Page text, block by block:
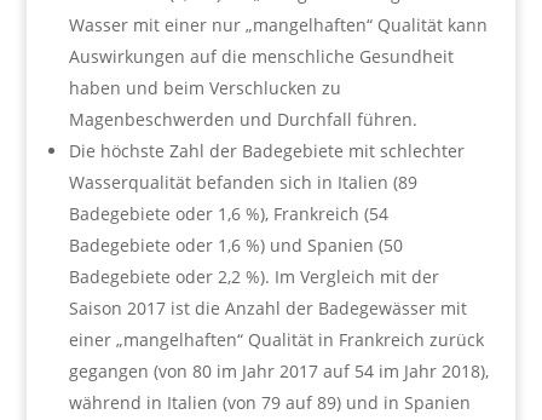
Wasser mit einer nur „mangelhaften“ Qualität kann
Auswirkungen auf die menschliche Gesundheit
haben und beim Verschlucken zu
Magenbeschwerden und Durchfall führen.
Die höchste Zahl der Badegebiete mit schlechter
Wasserqualität befanden sich in Italien (89
Badegebiete oder 1,6 %), Frankreich (54
Badegebiete oder 1,6 %) und Spanien (50
Badegebiete oder 2,2 %). Im Vergleich mit der
Saison 2017 ist die Anzahl der Badegewässer mit
einer „mangelhaften“ Qualität in Frankreich zurück
gegangen (von 80 im Jahr 2017 auf 54 im Jahr 2018),
während in Italien (von 79 auf 89) und in Spanien